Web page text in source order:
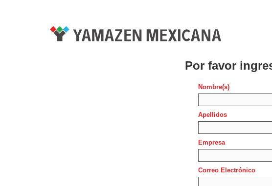
Por favor
Nombre(s)
Apellidos
Empresa
Correo Electrónico